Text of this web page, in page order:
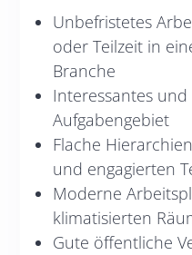
Unbefristetes
oder Teilzeit in
Branche
Interessantes
Aufgabengebiet
Flache
und engagierten
Moderne
klimatisierten
Gute öffentliche